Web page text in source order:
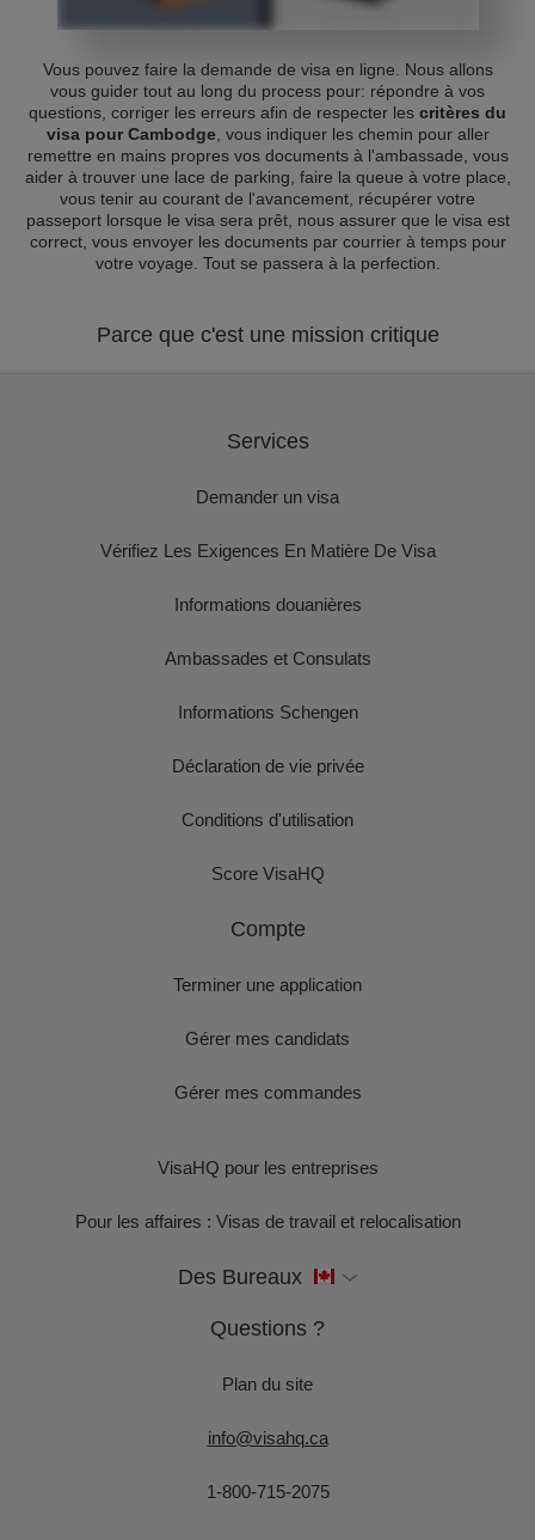
Vous pouvez faire la demande de visa en ligne. Nous allons
vous guider tout au long du process pour: répondre à vos
questions, corriger les erreurs afin de respecter les critères du
visa pour Cambodge, vous indiquer les chemin pour aller
remettre en mains propres vos documents à l'ambassade, vous
aider à trouver une lace de parking, faire la queue à votre place,
vous tenir au courant de l'avancement, récupérer votre
passeport lorsque le visa sera prêt, nous assurer que le visa est
correct, vous envoyer les documents par courrier à temps pour
votre voyage. Tout se passera à la perfection.
Parce que c'est une mission critique
Services
Demander un visa
Vérifiez Les Exigences En Matière De Visa
Informations douanières
Ambassades et Consulats
Informations Schengen
Déclaration de vie privée
Conditions d'utilisation
Score VisaHQ
Compte
Terminer une application
Gérer mes candidats
Gérer mes commandes
VisaHQ pour les entreprises
Pour les affaires : Visas de travail et relocalisation
Des Bureaux
Questions ?
Plan du site
info@visahq.ca
1-800-715-2075